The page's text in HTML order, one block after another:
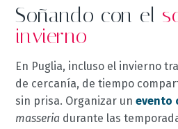
Soñando con el
invierno
En Puglia, incluso el invierno
de cercanía, de tiempo
sin prisa. Organizar unevento
masseria durante las